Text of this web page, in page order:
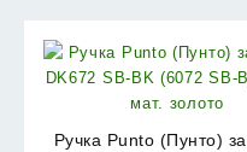
Ручка Punto (Пунто)